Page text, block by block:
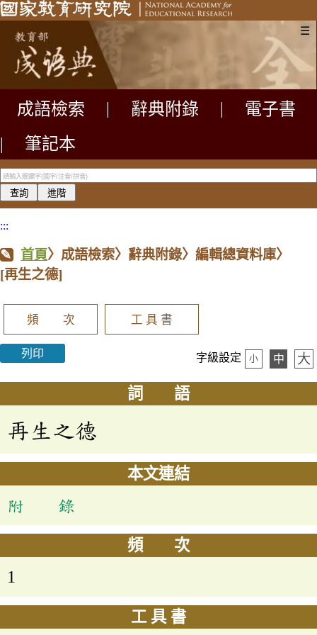
☰
成語檢索 辭典附錄
電子書
|
筆記本
:::
首頁〉成語檢索〉辭典附錄〉編輯總資料庫〉
[再生之德]
頻 次 工 具 書
列印 字級設定 小 中 大
詞 語
再生之德
本文連結
附 錄
頻 次
1
工 具 書